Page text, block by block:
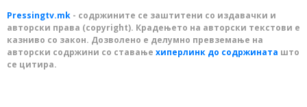
Pressingtv.mk - содржините се заштитени со издавачки и
авторски права (copyright). Крадењето на авторски текстови е
казниво со закон. Дозволено е делумно превземање на
авторски содржини со ставање хиперлинк до содржината што
се цитира.